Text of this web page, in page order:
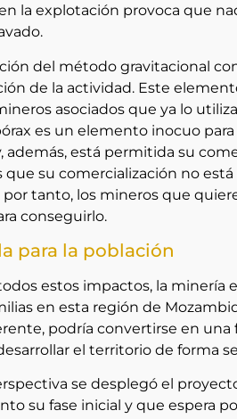
la explotación provoca que
del método gravitacional
de la actividad. Este
asociados que ya lo
es un elemento inocuo
además, está permitida su
que su comercialización no
por tanto, los mineros que
conseguirlo.
para la población
estos impactos, la
en esta región de
podría convertirse en
el territorio de forma
se desplegó el
su fase inicial y que espera